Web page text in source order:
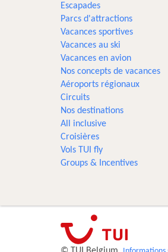
Escapades
Parcs d'attractions
Vacances sportives
Vacances au ski
Vacances en avion
Nos concepts de vacances
Aéroports régionaux
Circuits
Nos destinations
All inclusive
Croisières
Vols TUI fly
Groups & Incentives